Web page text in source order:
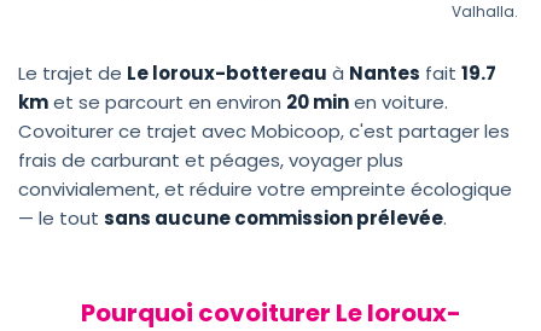
Valhalla.
Le trajet de Le loroux-bottereau à Nantes fait 19.7
kmet se parcourt en environ 20 minen voiture.
Covoiturer ce trajet avec Mobicoop, c'est partager les
frais de carburant et péages, voyager plus
convivialement, et réduire votre empreinte écologique
— le tout sans aucune commission prélevée.
Pourquoi covoiturer Le loroux-